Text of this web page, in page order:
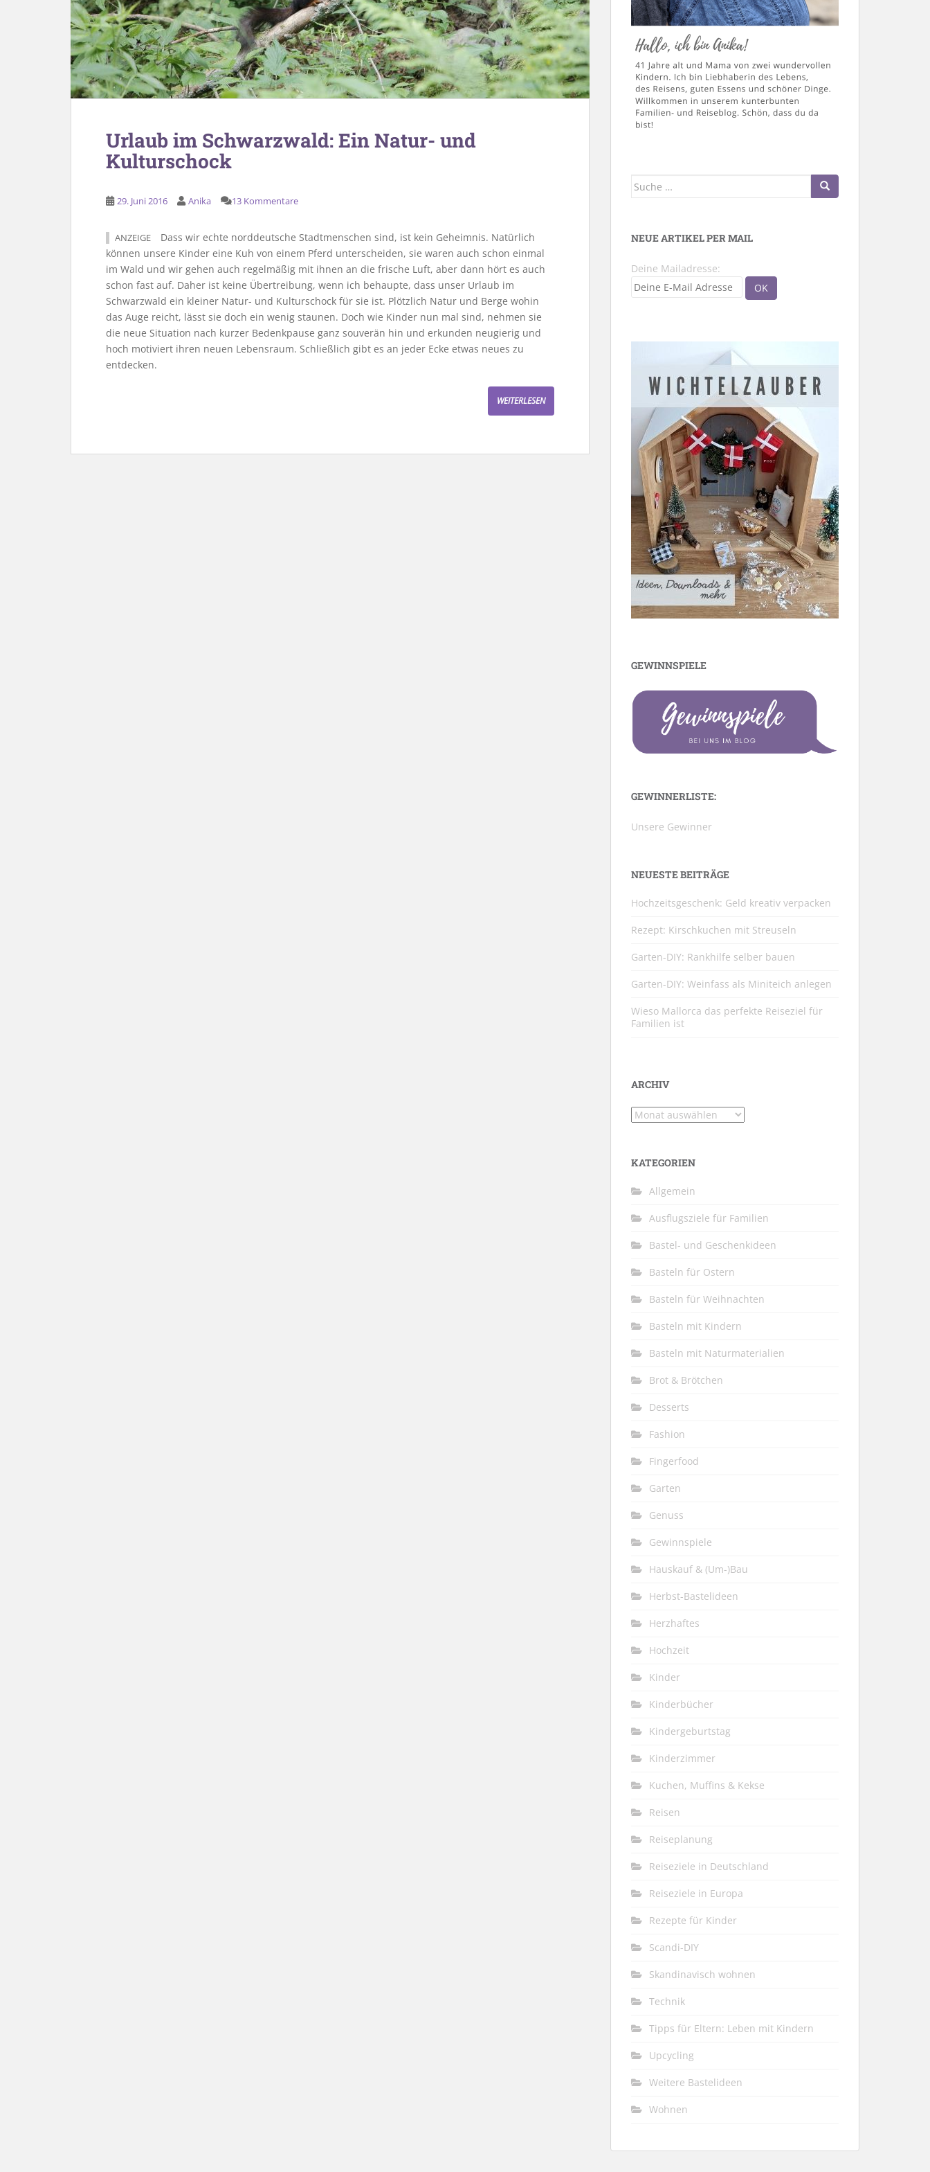
Urlaub im Schwarzwald: Ein Natur- und
Kulturschock
29. Juni 2016 Anika 13 Kommentare
ANZEIGE
Dass wir echte norddeutsche Stadtmenschen sind, ist kein Geheimnis. Natürlich
können unsere Kinder eine Kuh von einem Pferd unterscheiden, sie waren auch schon einmal
im Wald und wir gehen auch regelmäßig mit ihnen an die frische Luft, aber dann hört es auch
schon fast auf. Daher ist keine Übertreibung, wenn ich behaupte, dass unser Urlaub im
Schwarzwald ein kleiner Natur- und Kulturschock für sie ist. Plötzlich Natur und Berge wohin
das Auge reicht, lässt sie doch ein wenig staunen. Doch wie Kinder nun mal sind, nehmen sie
die neue Situation nach kurzer Bedenkpause ganz souverän hin und erkunden neugierig und
hoch motiviert ihren neuen Lebensraum. Schließlich gibt es an jeder Ecke etwas neues zu
entdecken.
WEITERLESEN
Suche
NEUE ARTIKEL PER MAIL
Deine Mailadresse:
GEWINNSPIELE
GEWINNERLISTE:
Unsere Gewinner
NEUESTE BEITRÄGE
Hochzeitsgeschenk: Geld kreativ verpacken
Rezept: Kirschkuchen mit Streuseln
Garten-DIY: Rankhilfe selber bauen
Garten-DIY: Weinfass als Miniteich anlegen
Wieso Mallorca das perfekte Reiseziel für
Familien ist
ARCHIV
Archiv
KATEGORIEN
Allgemein
Ausflugsziele für Familien
Bastel- und Geschenkideen
Basteln für Ostern
Basteln für Weihnachten
Basteln mit Kindern
Basteln mit Naturmaterialien
Brot & Brötchen
Desserts
Fashion
Fingerfood
Garten
Genuss
Gewinnspiele
Hauskauf & (Um-)Bau
Herbst-Bastelideen
Herzhaftes
Hochzeit
Kinder
Kinderbücher
Kindergeburtstag
Kinderzimmer
Kuchen, Muffins & Kekse
Reisen
Reiseplanung
Reiseziele in Deutschland
Reiseziele in Europa
Rezepte für Kinder
Scandi-DIY
Skandinavisch wohnen
Technik
Tipps für Eltern: Leben mit Kindern
Upcycling
Weitere Bastelideen
Wohnen